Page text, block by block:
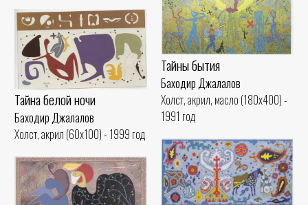
Тайны бытия
Баходир Джалалов
Холст, акрил, масло (180x400) -
1991 год
Тайна белой ночи
Баходир Джалалов
Холст, акрил (60x100) - 1999 год